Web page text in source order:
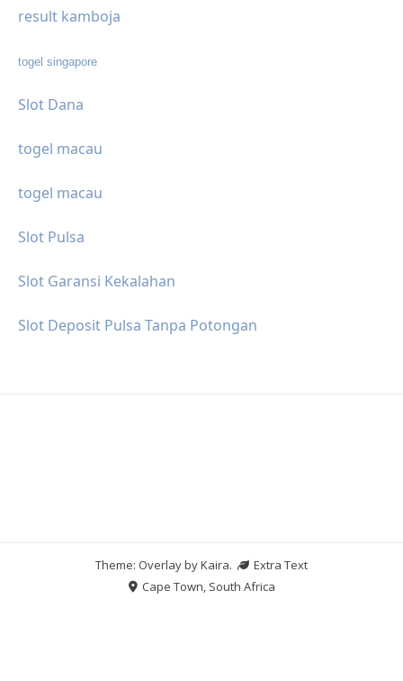
result kamboja
togel singapore
Slot Dana
togel macau
togel macau
Slot Pulsa
Slot Garansi Kekalahan
Slot Deposit Pulsa Tanpa Potongan
Theme: Overlay byKaira.
Extra Text
Cape Town, South Africa